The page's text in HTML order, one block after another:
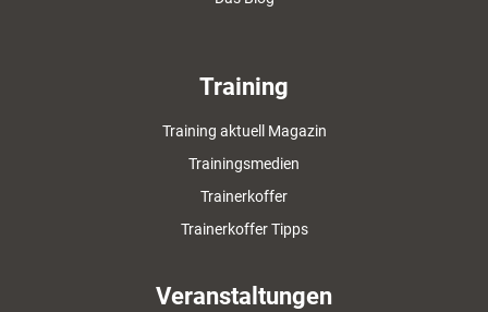
Training
Training aktuell Magazin
Trainingsmedien
Trainerkoffer
Trainerkoffer Tipps
Veranstaltungen